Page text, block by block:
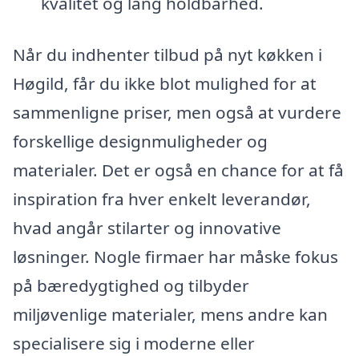
Når du indhenter tilbud på nyt køkken i
Høgild, får du ikke blot mulighed for at
sammenligne priser, men også at vurdere
forskellige designmuligheder og
materialer. Det er også en chance for at få
inspiration fra hver enkelt leverandør,
hvad angår stilarter og innovative
løsninger. Nogle firmaer har måske fokus
på bæredygtighed og tilbyder
miljøvenlige materialer, mens andre kan
specialisere sig i moderne eller